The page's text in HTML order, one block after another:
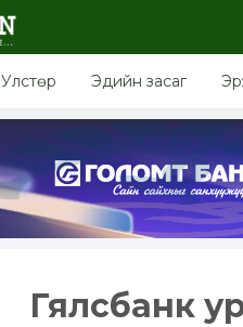
Улстөр Эдийн засаг
Гялсбанк